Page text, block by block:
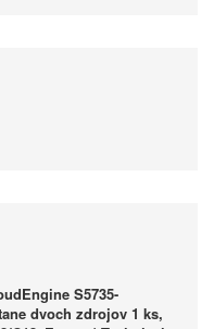
S5735-
dvoch zdrojov 1 ks,